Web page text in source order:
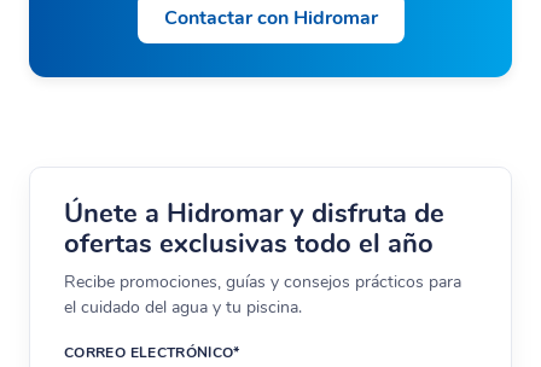
Contactar con Hidromar
Únete a Hidromar y disfruta de
ofertas exclusivas todo el año
Recibe promociones, guías y consejos prácticos para
el cuidado del agua y tu piscina.
CORREO ELECTRÓNICO*